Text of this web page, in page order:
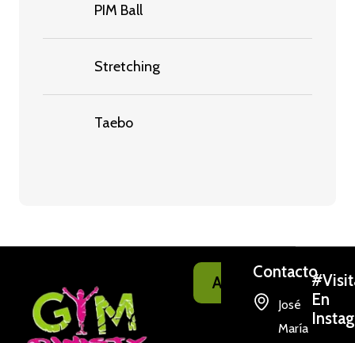
PIM Ball
Stretching
Taebo
Anexo
Contacto
José
María
En